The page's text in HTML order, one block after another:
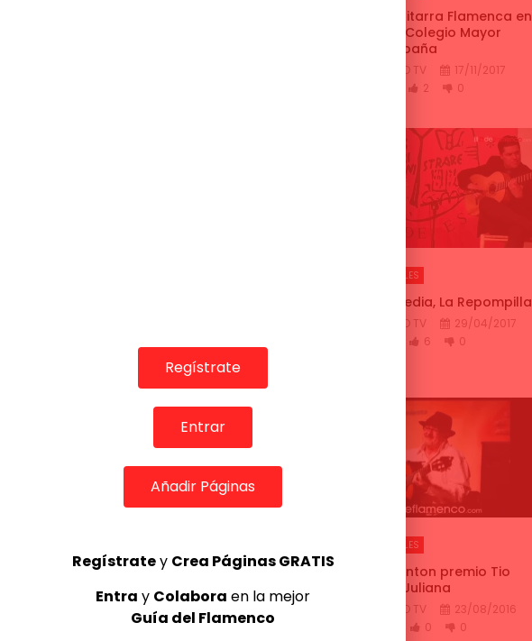
Serranito Guitarra Flamenca en
Concierto – Colegio Mayor
Isabel de España
DE FLAMENCO TV
17/11/2017
2 0
REVISTAS DIGITALES
Amparo Heredia, La Repompilla
DE FLAMENCO TV
29/04/2017
6 0
01:03
Mayte Martín, peteneras
DE FLAMENCO TV
29/04/2017
1.9K 3
REVISTAS DIGITALES
Jose Luis Monton premio Tio
Luis el de la Juliana
DE FLAMENCO TV
23/08/2016
0 0
Regístrate
Entrar
Añadir Páginas
Regístratey Crea Páginas GRATIS
Entra y Colabora en la mejor
Guía del Flamenco